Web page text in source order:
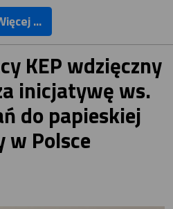
...
KEP wdzięczny
inicjatywę ws.
do papieskiej
w Polsce